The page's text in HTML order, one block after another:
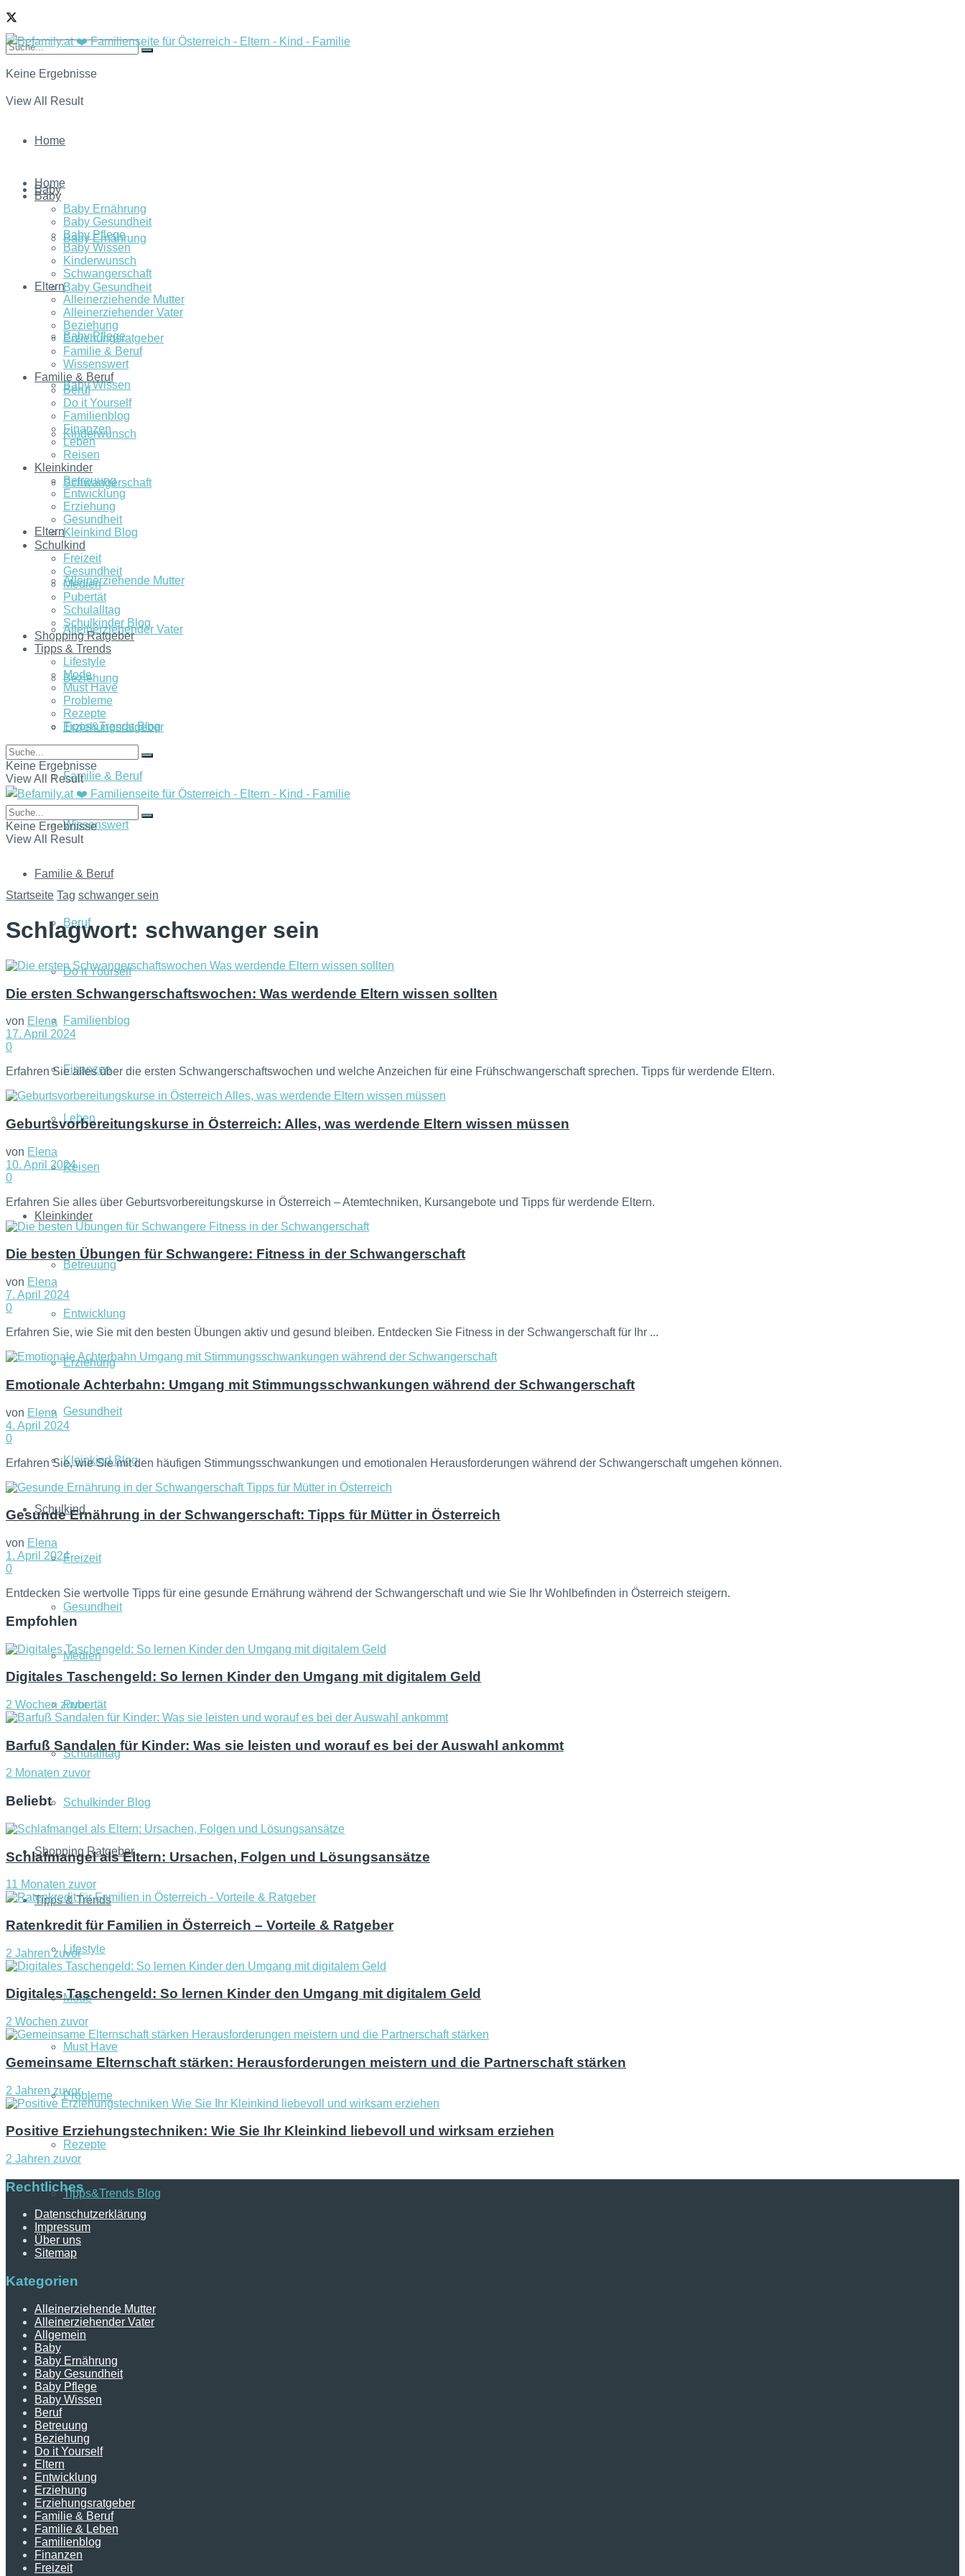
Keine Ergebnisse
View All Result
Home
Baby
Baby Ernährung
Baby Gesundheit
Baby Pflege
Baby Wissen
Kinderwunsch
Schwangerschaft
Eltern
Alleinerziehende Mutter
Alleinerziehender Vater
Beziehung
Erziehungsratgeber
Familie & Beruf
Wissenswert
Familie & Beruf
Beruf
Do it Yourself
Familienblog
Finanzen
Leben
Reisen
Kleinkinder
Betreuung
Entwicklung
Erziehung
Gesundheit
Kleinkind Blog
Schulkind
Freizeit
Gesundheit
Medien
Pubertät
Schulalltag
Schulkinder Blog
Shopping Ratgeber
Tipps & Trends
Lifestyle
Mode
Must Have
Probleme
Rezepte
Tipps&Trends Blog
Home
Baby
Baby Ernährung
Baby Gesundheit
Baby Pflege
Baby Wissen
Kinderwunsch
Schwangerschaft
Eltern
Alleinerziehende Mutter
Alleinerziehender Vater
Beziehung
Erziehungsratgeber
Familie & Beruf
Wissenswert
Familie & Beruf
Beruf
Do it Yourself
Familienblog
Finanzen
Leben
Reisen
Kleinkinder
Betreuung
Entwicklung
Erziehung
Gesundheit
Kleinkind Blog
Schulkind
Freizeit
Gesundheit
Medien
Pubertät
Schulalltag
Schulkinder Blog
Shopping Ratgeber
Tipps & Trends
Lifestyle
Mode
Must Have
Probleme
Rezepte
Tipps&Trends Blog
Keine Ergebnisse
View All Result
Keine Ergebnisse
View All Result
Startseite Tag schwanger sein
Schlagwort: schwanger sein
Die ersten Schwangerschaftswochen: Was werdende Eltern wissen sollten
von Elena
17. April 2024
0
Erfahren Sie alles über die ersten Schwangerschaftswochen und welche Anzeichen für eine Frühschwangerschaft sprechen. Tipps für werdende Eltern.
Geburtsvorbereitungskurse in Österreich: Alles, was werdende Eltern wissen müssen
von Elena
10. April 2024
0
Erfahren Sie alles über Geburtsvorbereitungskurse in Österreich – Atemtechniken, Kursangebote und Tipps für werdende Eltern.
Die besten Übungen für Schwangere: Fitness in der Schwangerschaft
von Elena
7. April 2024
0
Erfahren Sie, wie Sie mit den besten Übungen aktiv und gesund bleiben. Entdecken Sie Fitness in der Schwangerschaft für Ihr ...
Emotionale Achterbahn: Umgang mit Stimmungsschwankungen während der Schwangerschaft
von Elena
4. April 2024
0
Erfahren Sie, wie Sie mit den häufigen Stimmungsschwankungen und emotionalen Herausforderungen während der Schwangerschaft umgehen können.
Gesunde Ernährung in der Schwangerschaft: Tipps für Mütter in Österreich
von Elena
1. April 2024
0
Entdecken Sie wertvolle Tipps für eine gesunde Ernährung während der Schwangerschaft und wie Sie Ihr Wohlbefinden in Österreich steigern.
Empfohlen
Digitales Taschengeld: So lernen Kinder den Umgang mit digitalem Geld
2 Wochen zuvor
Barfuß Sandalen für Kinder: Was sie leisten und worauf es bei der Auswahl ankommt
2 Monaten zuvor
Beliebt
Schlafmangel als Eltern: Ursachen, Folgen und Lösungsansätze
11 Monaten zuvor
Ratenkredit für Familien in Österreich – Vorteile & Ratgeber
2 Jahren zuvor
Digitales Taschengeld: So lernen Kinder den Umgang mit digitalem Geld
2 Wochen zuvor
Gemeinsame Elternschaft stärken: Herausforderungen meistern und die Partnerschaft stärken
2 Jahren zuvor
Positive Erziehungstechniken: Wie Sie Ihr Kleinkind liebevoll und wirksam erziehen
2 Jahren zuvor
Rechtliches
Datenschutzerklärung
Impressum
Über uns
Sitemap
Kategorien
Alleinerziehende Mutter
Alleinerziehender Vater
Allgemein
Baby
Baby Ernährung
Baby Gesundheit
Baby Pflege
Baby Wissen
Beruf
Betreuung
Beziehung
Do it Yourself
Eltern
Entwicklung
Erziehung
Erziehungsratgeber
Familie & Beruf
Familie & Leben
Familienblog
Finanzen
Freizeit